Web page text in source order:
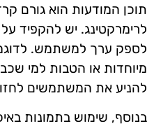
תוכן המודעות הוא גורם
לרימרקטינג. יש להקפיד על
לספק ערך למשתמש.
מיוחדות או הטבות למי
להניע את המשתמשים
בנוסף, שימוש בתמונות